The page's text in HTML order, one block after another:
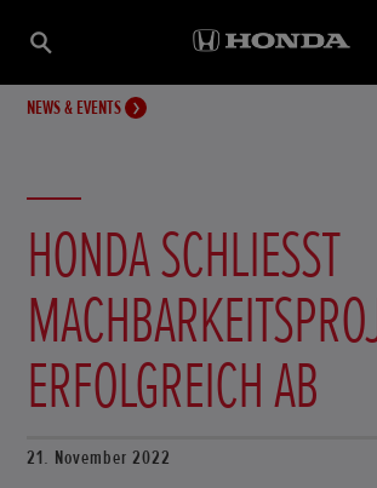
NEWS & EVENTS
HONDA SCHLIESST M
RFOLGREICH AB
21. November 2022